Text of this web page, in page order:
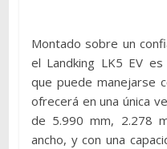
Montado sobre un
el Landking LK5 EV
que puede manejarse
ofrecerá en una única
de 5.990 mm, 2.278
ancho, y con una